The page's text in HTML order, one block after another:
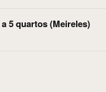
5 quartos (Meireles)